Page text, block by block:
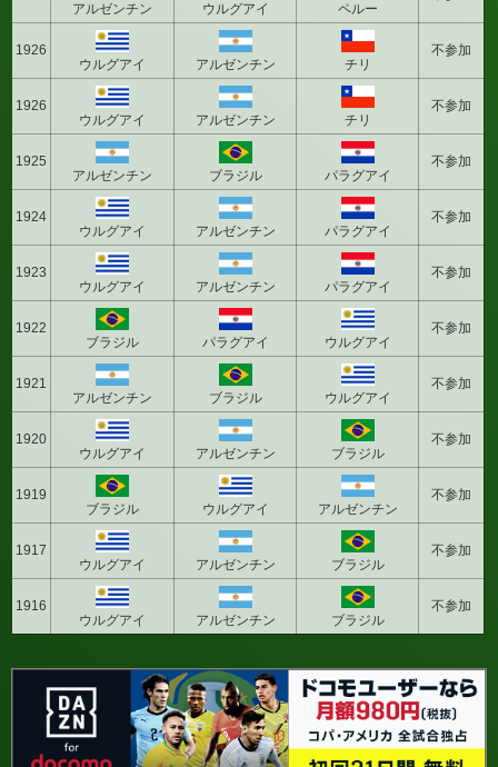
アルゼンチン
ウルグアイ ペルー
1926
ウルグアイ
アルゼンチン チリ
不参加
1926
ウルグアイ
アルゼンチン チリ
不参加
1925
アルゼンチン
ブラジル パラグアイ
不参加
1924
ウルグアイ
アルゼンチン パラグアイ
不参加
1923
ウルグアイ
アルゼンチン パラグアイ
不参加
1922
ブラジル
パラグアイ ウルグアイ
不参加
1921
アルゼンチン
ブラジル ウルグアイ
不参加
1920
ウルグアイ
アルゼンチン ブラジル
不参加
1919
ブラジル
ウルグアイ アルゼンチン
不参加
1917
ウルグアイ
アルゼンチン ブラジル
不参加
1916
ウルグアイ
アルゼンチン ブラジル
不参加